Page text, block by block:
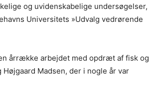
og uvidenskabelige undersøgelser,
Universitets »Udvalg vedrørende
årrække arbejdet med opdræt af fisk og
Madsen, der i nogle år var